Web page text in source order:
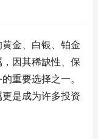
金、白银、铂金
因其稀缺性、保
重要选择之一。
是成为许多投资